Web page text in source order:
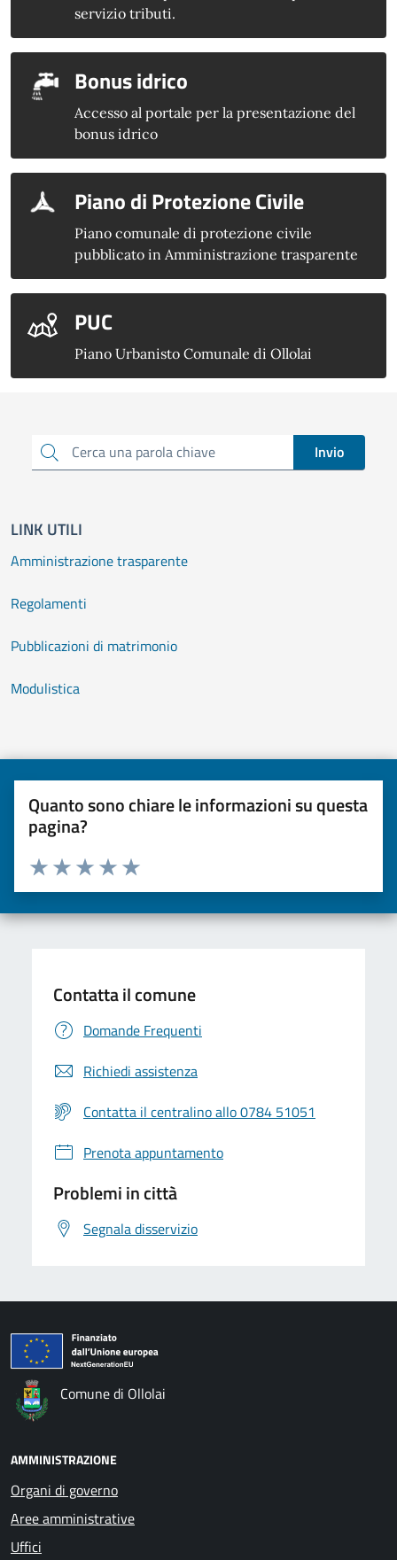
servizio tributi.
Bonus idrico
Accesso al portale per la presentazione del
bonus idrico
Piano di Protezione Civile
Piano comunale di protezione civile
pubblicato in Amministrazione trasparente
PUC
Piano Urbanisto Comunale di Ollolai
Cerca una parola chiave Invio
LINK UTILI
Amministrazione trasparente
Regolamenti
Pubblicazioni di matrimonio
Modulistica
Quanto sono chiare le informazioni su questa
pagina?
Valuta da 1 a 5 stelle la pagina
Valuta 5 stelle su 5
Valuta 4 stelle su 5
Valuta 3 stelle su 5
Valuta 2 stelle su 5
Valuta una stella su 5
Contatta il comune
Domande Frequenti
Richiedi assistenza
Contatta il centralino allo 0784 51051
Prenota appuntamento
Problemi in città
Segnala disservizio
Comune di Ollolai
AMMINISTRAZIONE
Organi di governo
Aree amministrative
Uffici